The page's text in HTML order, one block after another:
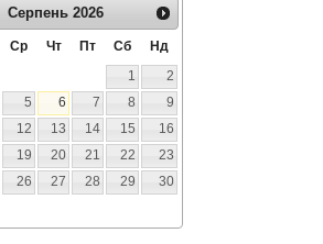
Серпень 2026
Ср Чт Пт Сб
Нд
1
2
5 6 7 8
9
12 13 14 15
16
19 20 21 22
23
26 27 28 29
30